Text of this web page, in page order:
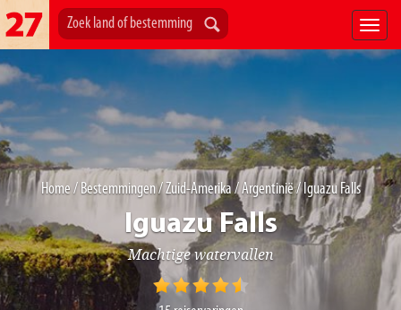
Home/ Bestemmingen/Zuid-Amerika/Argentinië/ Iguazu Falls
Iguazu Falls
Machtige watervallen